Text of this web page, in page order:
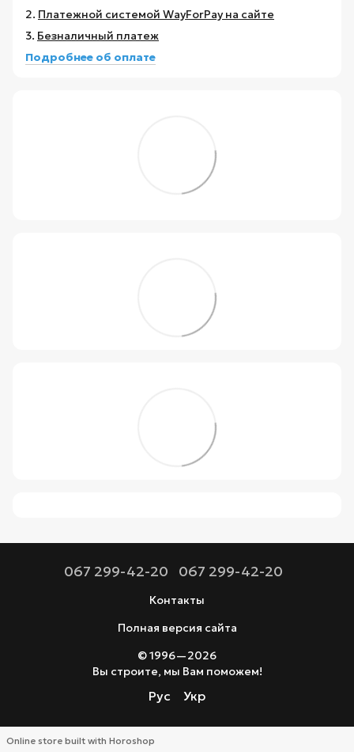
2. Платежной системой WayForPay на сайте
3. Безналичный платеж
Подробнее об оплате
067 299-42-20 067 299-42-20
Контакты
Полная версия сайта
© 1996—2026
Вы строите, мы Вам поможем!
Рус Укр
Online store built with Horoshop